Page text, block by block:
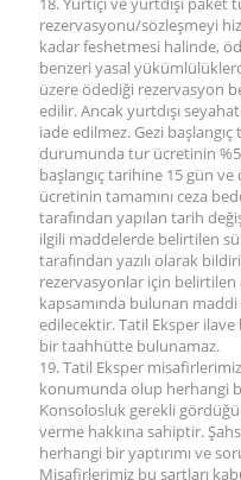
rezervasyonu/sözleşmeyi
kadar feshetmesi halinde,
benzeri yasal
üzere ödediği rezervasyon
edilir. Ancak yurtdışı
iade edilmez. Gezi
durumunda tur ücretinin
başlangıç tarihine 15 gün
ücretinin tamamını ceza
tarafından yapılan tarih
ilgili maddelerde belirtilen
tarafından yazılı olarak
rezervasyonlar için
kapsamında bulunan
edilecektir. Tatil Eksper
bir taahhütte bulunamaz.
19. Tatil Eksper
konumunda olup herhangi
Konsolosluk gerekli
verme hakkına sahiptir.
herhangi bir yaptırımı ve
Misafirlerimiz bu şartları